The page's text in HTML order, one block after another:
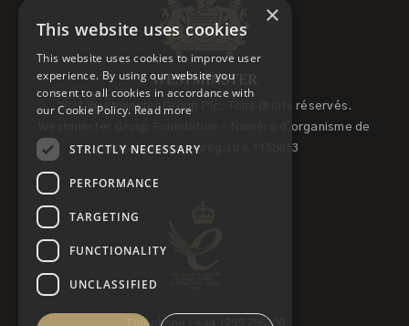
2022 Westminster Group Plc, Tous droits réservés.
Westminster Group Foundation - Numéro d'organisme de
bienfaisance enregistré 1158653
×
This website uses cookies
This website uses cookies to improve user
experience. By using our website you
consent to all cookies in accordance with
our Cookie Policy. Read more
STRICTLY NECESSARY
PERFORMANCE
TARGETING
FUNCTIONALITY
UNCLASSIFIED